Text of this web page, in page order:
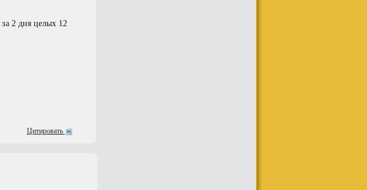
2 дня целых 12
Цитировать